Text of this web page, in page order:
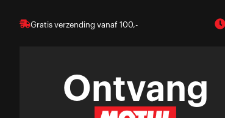
Gratis verzending vanaf 100,-
Ontvang